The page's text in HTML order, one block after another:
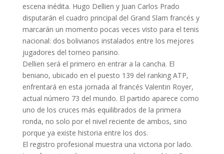
escena inédita. Hugo Dellien y Juan Carlos Prado
disputarán el cuadro principal del Grand Slam francés y
marcarán un momento pocas veces visto para el tenis
nacional: dos bolivianos instalados entre los mejores
jugadores del torneo parisino.
Dellien será el primero en entrar a la cancha. El
beniano, ubicado en el puesto 139 del ranking ATP,
enfrentará en esta jornada al francés Valentin Royer,
actual número 73 del mundo. El partido aparece como
uno de los cruces más equilibrados de la primera
ronda, no solo por el nivel reciente de ambos, sino
porque ya existe historia entre los dos.
El registro profesional muestra una victoria por lado.